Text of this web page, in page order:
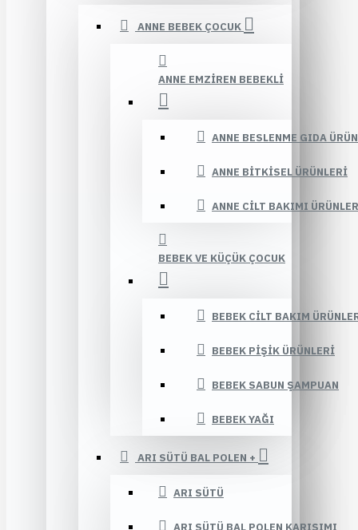
ANNE BEBEK ÇOCUK
ANNE EMZIREN BEBEKLI
ANNE BESLENME GIDA
ANNE BITKISEL ÜRÜNLERI
ANNE CILT BAKIMI
BEBEK VE KÜÇÜK ÇOCUK
BEBEK CILT BAKIM
BEBEK PIŞIK ÜRÜNLERI
BEBEK SABUN ŞAMPUAN
BEBEK YAĞI
ARI SÜTÜ BAL POLEN +
ARI SÜTÜ
ARI SÜTÜ BAL POLEN KARIŞIMI